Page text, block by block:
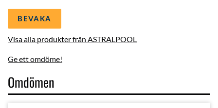
BEVAKA
Visa alla produkter från ASTRALPOOL
Ge ett omdöme!
Omdömen